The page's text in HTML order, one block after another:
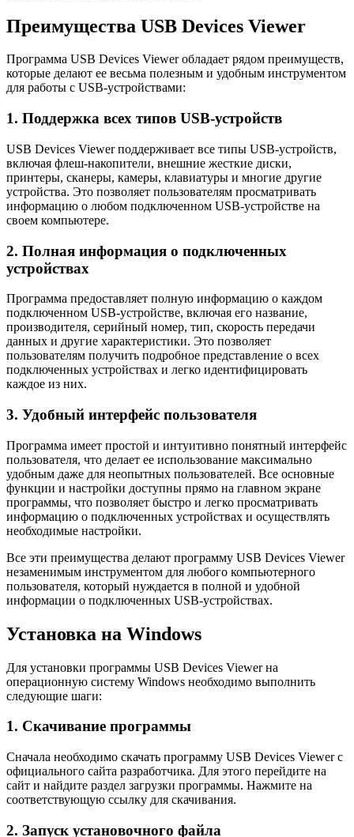
Преимущества USB Devices Viewer
Программа USB Devices Viewer обладает рядом преимуществ,
которые делают ее весьма полезным и удобным инструментом
для работы с USB-устройствами:
1. Поддержка всех типов USB-устройств
USB Devices Viewer поддерживает все типы USB-устройств,
включая флеш-накопители, внешние жесткие диски,
принтеры, сканеры, камеры, клавиатуры и многие другие
устройства. Это позволяет пользователям просматривать
информацию о любом подключенном USB-устройстве на
своем компьютере.
2. Полная информация о подключенных
устройствах
Программа предоставляет полную информацию о каждом
подключенном USB-устройстве, включая его название,
производителя, серийный номер, тип, скорость передачи
данных и другие характеристики. Это позволяет
пользователям получить подробное представление о всех
подключенных устройствах и легко идентифицировать
каждое из них.
3. Удобный интерфейс пользователя
Программа имеет простой и интуитивно понятный интерфейс
пользователя, что делает ее использование максимально
удобным даже для неопытных пользователей. Все основные
функции и настройки доступны прямо на главном экране
программы, что позволяет быстро и легко просматривать
информацию о подключенных устройствах и осуществлять
необходимые настройки.
Все эти преимущества делают программу USB Devices Viewer
незаменимым инструментом для любого компьютерного
пользователя, который нуждается в полной и удобной
информации о подключенных USB-устройствах.
Установка на Windows
Для установки программы USB Devices Viewer на
операционную систему Windows необходимо выполнить
следующие шаги:
1. Скачивание программы
Сначала необходимо скачать программу USB Devices Viewer с
официального сайта разработчика. Для этого перейдите на
сайт и найдите раздел загрузки программы. Нажмите на
соответствующую ссылку для скачивания.
2. Запуск установочного файла